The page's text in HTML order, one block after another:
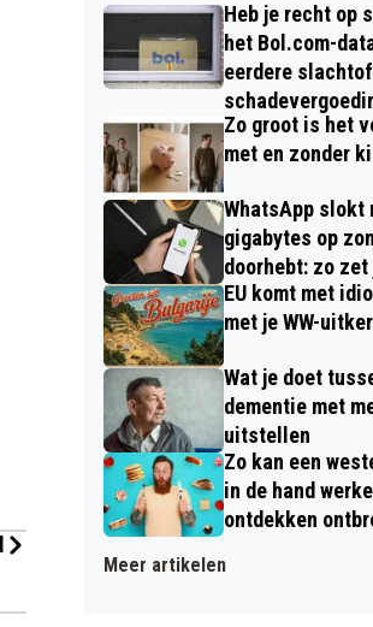
Heb je recht op
het Bol.com-
eerdere
Zo groot is het
met en zonder
WhatsApp
gigabytes op
doorhebt: zo
EU komt met
met je WW-
Wat je doet
dementie met
uitstellen
Zo kan een
in de hand
ontdekken
Meer artikelen